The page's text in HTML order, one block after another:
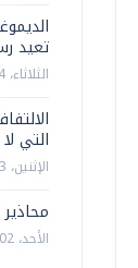
تعيد
الثلاثاء، 04 اغسطس 2026 10:36 ص
التي
الإثنين، 03 اغسطس 2026 10:00 ص
الأحد، 02 اغسطس 2026 11:09 ص